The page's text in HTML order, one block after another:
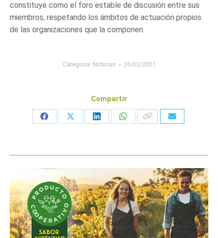
constituye como el foro estable de discusión entre sus
miembros, respetando los ámbitos de actuación propios
de las organizaciones que la componen.
Categoria: Noticias 26/03/2021
Compartir
Share
Share
Share
Share